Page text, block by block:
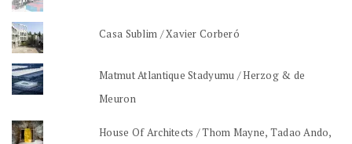
Casa Sublim / Xavier Corberó
Matmut Atlantique Stadyumu / Herzog & de
Meuron
House Of Architects / Thom Mayne, Tadao Ando,